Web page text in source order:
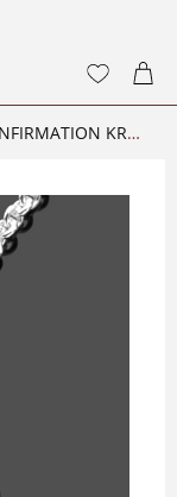
KETTE KOMMUNION KONFIRMATION KREUZ 2.0 NAMENSKETTE SILBER